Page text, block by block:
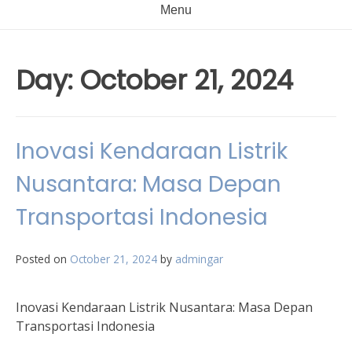
Menu
Day: October 21, 2024
Inovasi Kendaraan Listrik
Nusantara: Masa Depan
Transportasi Indonesia
Posted on October 21, 2024 by admingar
Inovasi Kendaraan Listrik Nusantara: Masa Depan
Transportasi Indonesia